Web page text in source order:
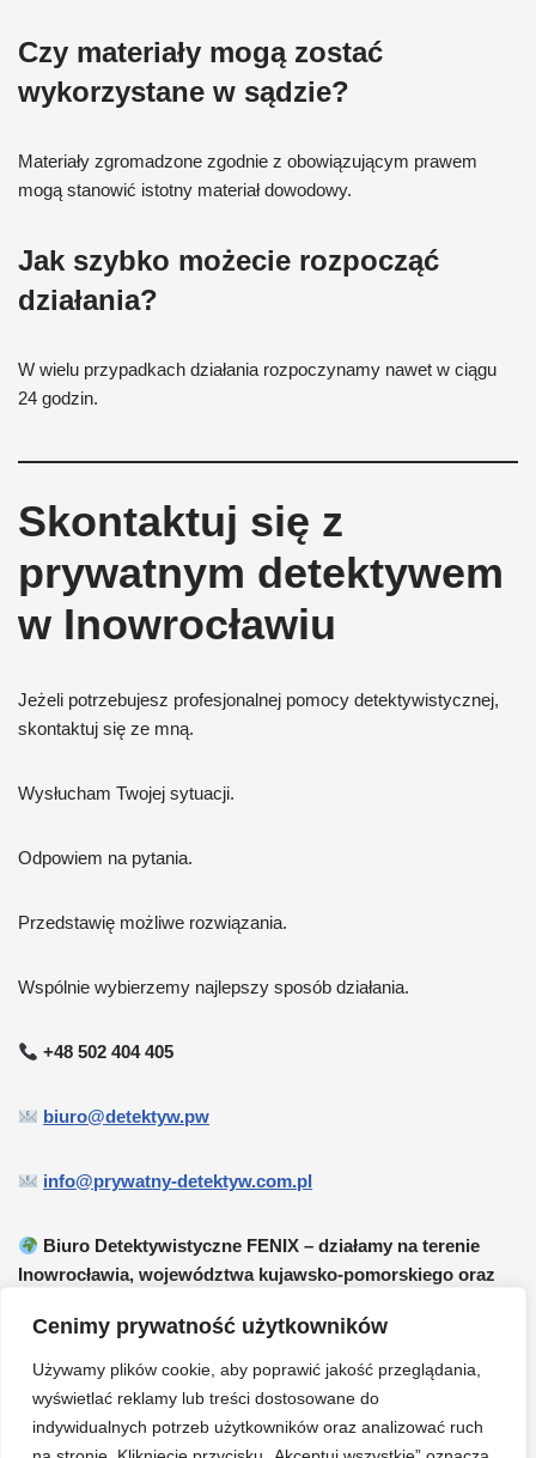
Cenimy prywatność użytkowników
Używamy plików cookie, aby poprawić jakość przeglądania,
wyświetlać reklamy lub treści dostosowane do
indywidualnych potrzeb użytkowników oraz analizować ruch
Czy materiały mogą zostać
wykorzystane w sądzie?
Materiały zgromadzone zgodnie z obowiązującym prawem
mogą stanowić istotny materiał dowodowy.
Jak szybko możecie rozpocząć
działania?
W wielu przypadkach działania rozpoczynamy nawet w ciągu
24 godzin.
Skontaktuj się z
prywatnym detektywem
w Inowrocławiu
Jeżeli potrzebujesz profesjonalnej pomocy detektywistycznej,
skontaktuj się ze mną.
Wysłucham Twojej sytuacji.
Odpowiem na pytania.
Przedstawię możliwe rozwiązania.
Wspólnie wybierzemy najlepszy sposób działania.
+48 502 404 405
biuro@detektyw.pw
info@prywatny-detektyw.com.pl
Biuro Detektywistyczne FENIX – działamy na terenie
Inowrocławia, województwa kujawsko-pomorskiego oraz
Prywatny detektyw cennik.
Poszukiwanie Osób zaginionych.